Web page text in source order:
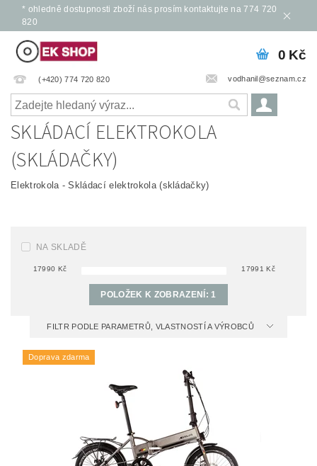
* ohledně dostupnosti zboží nás prosím kontaktujte na 774 720
820
(+420) 774 720 820 vodhanil@seznam.cz
0 Kč
SKLÁDACÍ ELEKTROKOLA
(SKLÁDAČKY)
Elektrokola - Skládací elektrokola (skládačky)
NA SKLADĚ
17990 Kč 17991 Kč
POLOŽEK K ZOBRAZENÍ:1
FILTR PODLE PARAMETRŮ, VLASTNOSTÍ A VÝROBCŮ
Doprava zdarma